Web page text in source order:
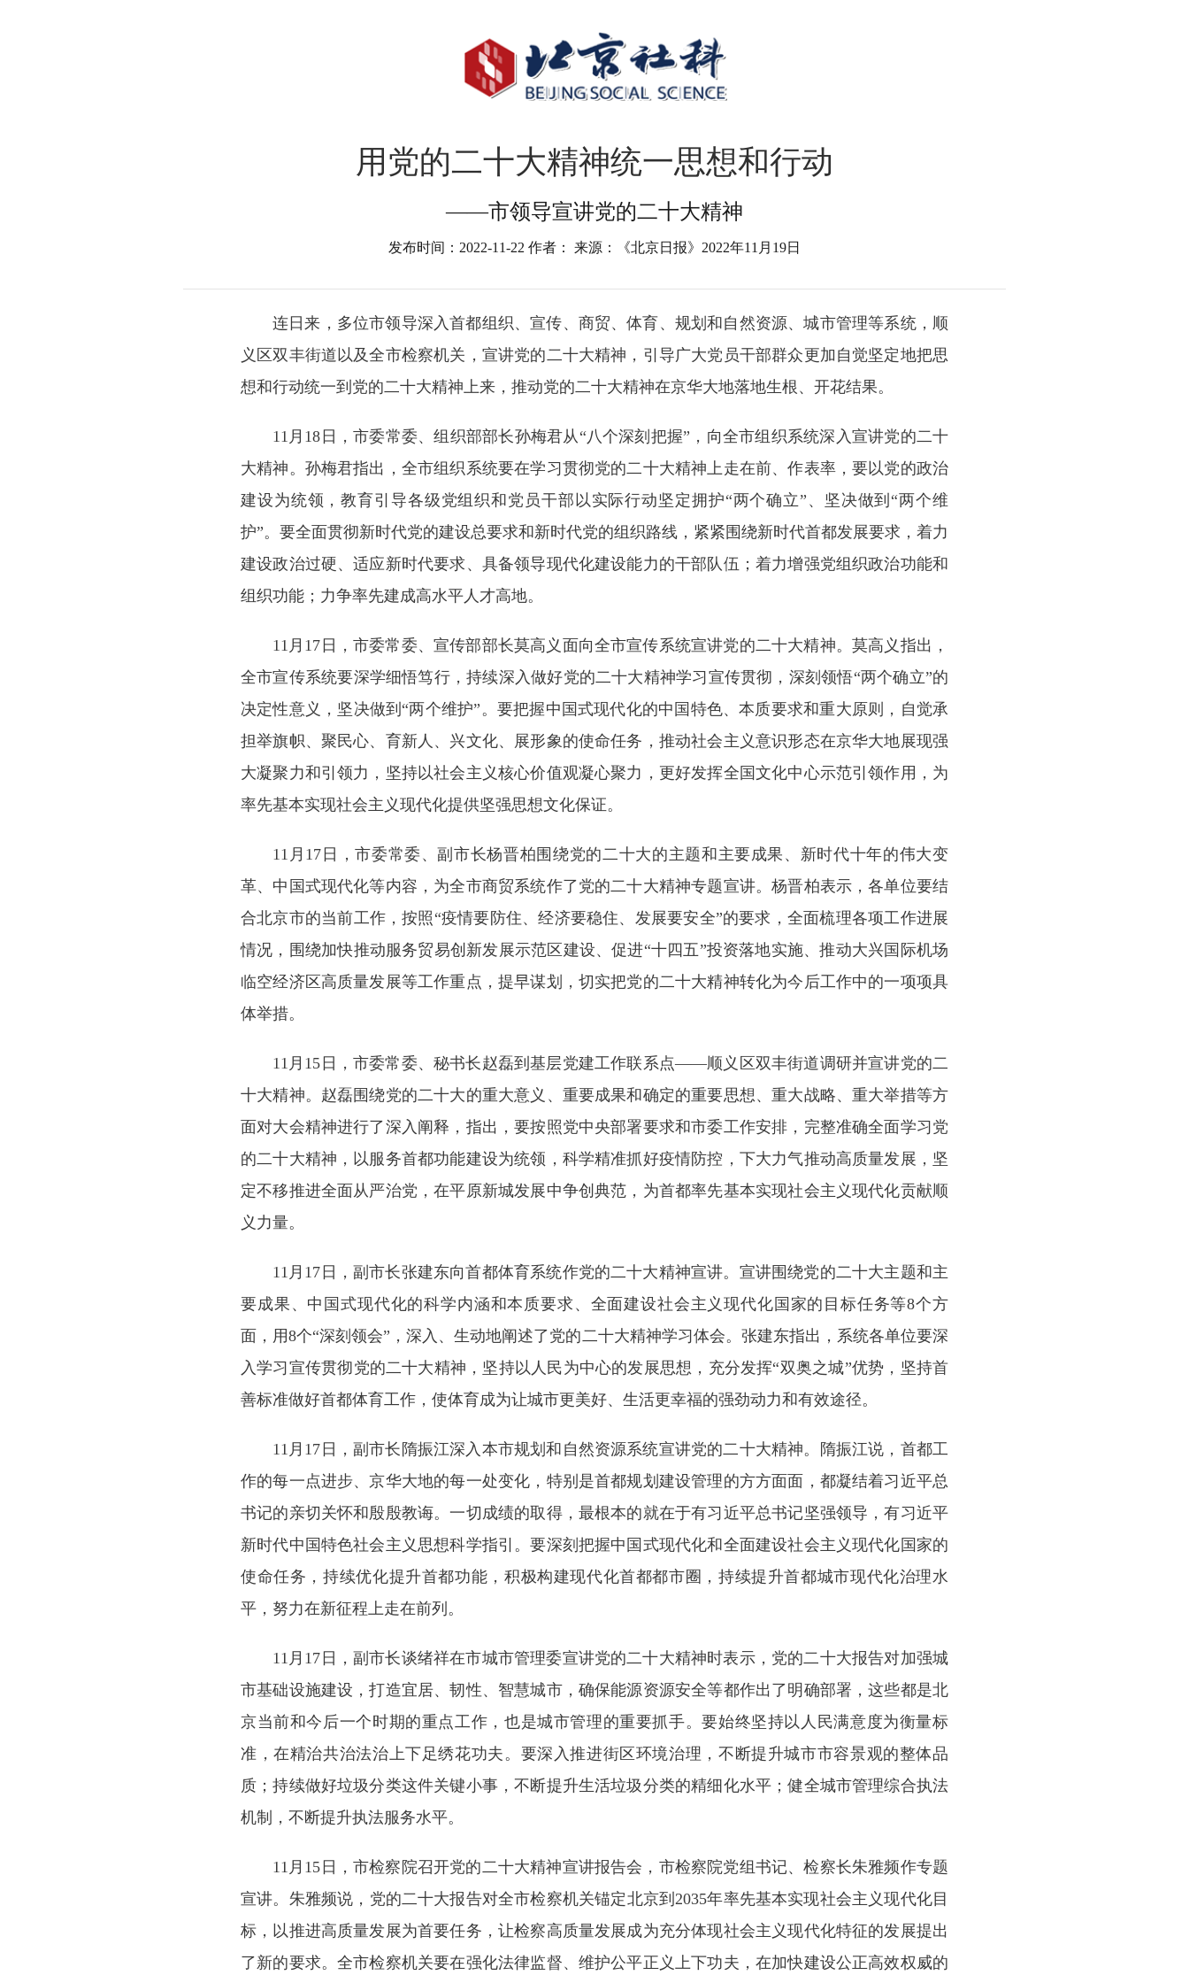
用党的二十大精神统一思想和行动
——市领导宣讲党的二十大精神
发布时间：2022-11-22 作者： 来源：《北京日报》2022年11月19日
连日来，多位市领导深入首都组织、宣传、商贸、体育、规划和自然资源、城市管理等系统，顺
义区双丰街道以及全市检察机关，宣讲党的二十大精神，引导广大党员干部群众更加自觉坚定地把思
想和行动统一到党的二十大精神上来，推动党的二十大精神在京华大地落地生根、开花结果。
11月18日，市委常委、组织部部长孙梅君从“八个深刻把握”，向全市组织系统深入宣讲党的二十
大精神。孙梅君指出，全市组织系统要在学习贯彻党的二十大精神上走在前、作表率，要以党的政治
建设为统领，教育引导各级党组织和党员干部以实际行动坚定拥护“两个确立”、坚决做到“两个维
护”。要全面贯彻新时代党的建设总要求和新时代党的组织路线，紧紧围绕新时代首都发展要求，着力
建设政治过硬、适应新时代要求、具备领导现代化建设能力的干部队伍；着力增强党组织政治功能和
组织功能；力争率先建成高水平人才高地。
11月17日，市委常委、宣传部部长莫高义面向全市宣传系统宣讲党的二十大精神。莫高义指出，
全市宣传系统要深学细悟笃行，持续深入做好党的二十大精神学习宣传贯彻，深刻领悟“两个确立”的
决定性意义，坚决做到“两个维护”。要把握中国式现代化的中国特色、本质要求和重大原则，自觉承
担举旗帜、聚民心、育新人、兴文化、展形象的使命任务，推动社会主义意识形态在京华大地展现强
大凝聚力和引领力，坚持以社会主义核心价值观凝心聚力，更好发挥全国文化中心示范引领作用，为
率先基本实现社会主义现代化提供坚强思想文化保证。
11月17日，市委常委、副市长杨晋柏围绕党的二十大的主题和主要成果、新时代十年的伟大变
革、中国式现代化等内容，为全市商贸系统作了党的二十大精神专题宣讲。杨晋柏表示，各单位要结
合北京市的当前工作，按照“疫情要防住、经济要稳住、发展要安全”的要求，全面梳理各项工作进展
情况，围绕加快推动服务贸易创新发展示范区建设、促进“十四五”投资落地实施、推动大兴国际机场
临空经济区高质量发展等工作重点，提早谋划，切实把党的二十大精神转化为今后工作中的一项项具
体举措。
11月15日，市委常委、秘书长赵磊到基层党建工作联系点——顺义区双丰街道调研并宣讲党的二
十大精神。赵磊围绕党的二十大的重大意义、重要成果和确定的重要思想、重大战略、重大举措等方
面对大会精神进行了深入阐释，指出，要按照党中央部署要求和市委工作安排，完整准确全面学习党
的二十大精神，以服务首都功能建设为统领，科学精准抓好疫情防控，下大力气推动高质量发展，坚
定不移推进全面从严治党，在平原新城发展中争创典范，为首都率先基本实现社会主义现代化贡献顺
义力量。
11月17日，副市长张建东向首都体育系统作党的二十大精神宣讲。宣讲围绕党的二十大主题和主
要成果、中国式现代化的科学内涵和本质要求、全面建设社会主义现代化国家的目标任务等8个方
面，用8个“深刻领会”，深入、生动地阐述了党的二十大精神学习体会。张建东指出，系统各单位要深
入学习宣传贯彻党的二十大精神，坚持以人民为中心的发展思想，充分发挥“双奥之城”优势，坚持首
善标准做好首都体育工作，使体育成为让城市更美好、生活更幸福的强劲动力和有效途径。
11月17日，副市长隋振江深入本市规划和自然资源系统宣讲党的二十大精神。隋振江说，首都工
作的每一点进步、京华大地的每一处变化，特别是首都规划建设管理的方方面面，都凝结着习近平总
书记的亲切关怀和殷殷教诲。一切成绩的取得，最根本的就在于有习近平总书记坚强领导，有习近平
新时代中国特色社会主义思想科学指引。要深刻把握中国式现代化和全面建设社会主义现代化国家的
使命任务，持续优化提升首都功能，积极构建现代化首都都市圈，持续提升首都城市现代化治理水
平，努力在新征程上走在前列。
11月17日，副市长谈绪祥在市城市管理委宣讲党的二十大精神时表示，党的二十大报告对加强城
市基础设施建设，打造宜居、韧性、智慧城市，确保能源资源安全等都作出了明确部署，这些都是北
京当前和今后一个时期的重点工作，也是城市管理的重要抓手。要始终坚持以人民满意度为衡量标
准，在精治共治法治上下足绣花功夫。要深入推进街区环境治理，不断提升城市市容景观的整体品
质；持续做好垃圾分类这件关键小事，不断提升生活垃圾分类的精细化水平；健全城市管理综合执法
机制，不断提升执法服务水平。
11月15日，市检察院召开党的二十大精神宣讲报告会，市检察院党组书记、检察长朱雅频作专题
宣讲。朱雅频说，党的二十大报告对全市检察机关锚定北京到2035年率先基本实现社会主义现代化目
标，以推进高质量发展为首要任务，让检察高质量发展成为充分体现社会主义现代化特征的发展提出
了新的要求。全市检察机关要在强化法律监督、维护公平正义上下功夫，在加快建设公正高效权威的